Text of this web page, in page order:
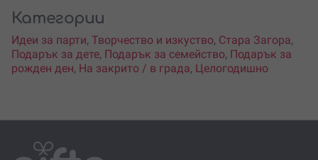
Категории
Идеи за парти, Творчество и изкуство, Стара Загора,
Подарък за дете, Подарък за семейство, Подарък за
рожден ден, На закрито / в града, Целогодишно